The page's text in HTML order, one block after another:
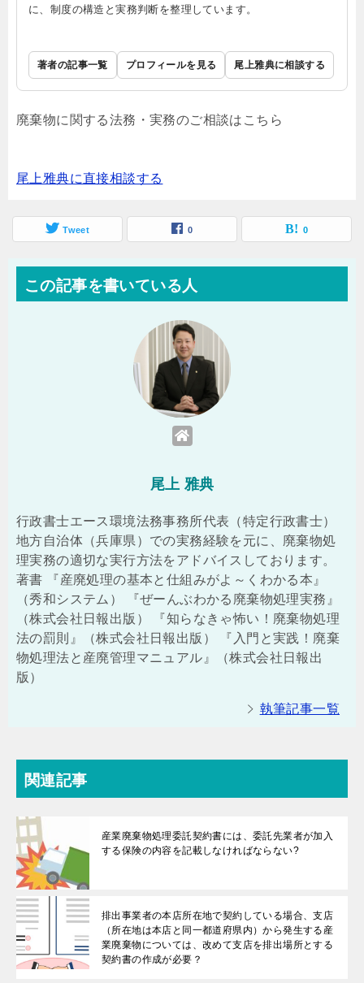
に、制度の構造と実務判断を整理しています。
著者の記事一覧 プロフィールを見る 尾上雅典に相談する
廃棄物に関する法務・実務のご相談はこちら
尾上雅典に直接相談する
Tweet 0 0
この記事を書いている人
尾上 雅典
行政書士エース環境法務事務所代表（特定行政書士）
地方自治体（兵庫県）での実務経験を元に、廃棄物処
理実務の適切な実行方法をアドバイスしております。
著書 『産廃処理の基本と仕組みがよ～くわかる本』
（秀和システム） 『ぜーんぶわかる廃棄物処理実務』
（株式会社日報出版） 『知らなきゃ怖い！廃棄物処理
法の罰則』（株式会社日報出版） 『入門と実践！廃棄
物処理法と産廃管理マニュアル』（株式会社日報出
版）
執筆記事一覧
関連記事
産業廃棄物処理委託契約書には、委託先業者が加入
する保険の内容を記載しなければならない?
排出事業者の本店所在地で契約している場合、支店
（所在地は本店と同一都道府県内）から発生する産
業廃棄物については、改めて支店を排出場所とする
契約書の作成が必要？